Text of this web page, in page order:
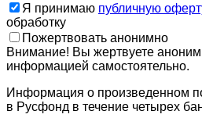
Я принимаю публичную
обработку
Пожертвовать анонимно
Внимание! Вы жертвуете
информацией самостоятельно.
Информация о произведенном
в Русфонд в течение четырех